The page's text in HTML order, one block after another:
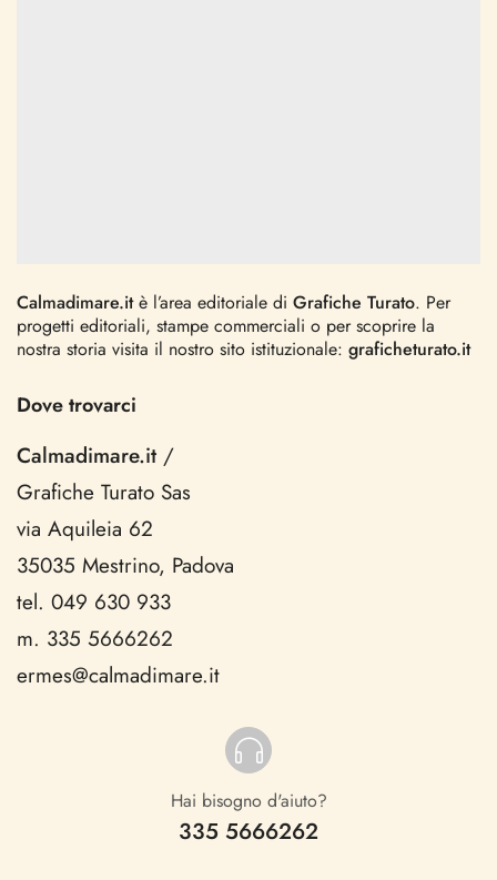
Calmadimare.itè l’area editoriale di Grafiche Turato. Per
progetti editoriali, stampe commerciali o per scoprire la
nostra storia visita il nostro sito istituzionale: graficheturato.it
Dove trovarci
Calmadimare.it /
Grafiche Turato Sas
via Aquileia 62
35035 Mestrino, Padova
tel. 049 630 933
m. 335 5666262
ermes@calmadimare.it
Hai bisogno d'aiuto?
335 5666262